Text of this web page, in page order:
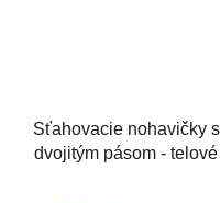
Sťahovacie nohavičky s
dvojitým pásom - telové